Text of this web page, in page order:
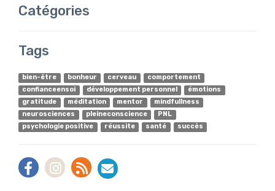
Catégories
Tags
bien-être bonheur cerveau
comportement
confianceensoi
développement personnel
émotions
gratitude
méditation mentor
mindfullness
neurosciences
pleineconscience
PNL
psychologie positive
réussite santé succès